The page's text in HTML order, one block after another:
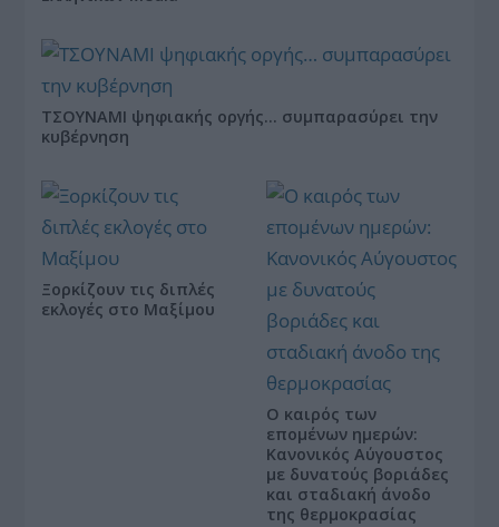
ΤΣΟΥΝΑΜΙ ψηφιακής οργής… συμπαρασύρει την
κυβέρνηση
Ξορκίζουν τις διπλές
εκλογές στο Μαξίμου
Ο καιρός των
επομένων ημερών:
Κανονικός Αύγουστος
με δυνατούς βοριάδες
και σταδιακή άνοδο
της θερμοκρασίας